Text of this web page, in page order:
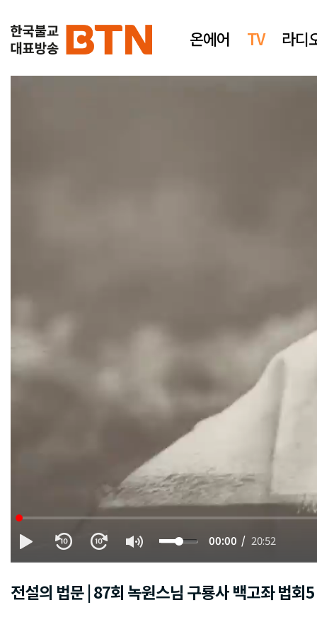
온에어 TV 라디
00:00 20:52
전설의 법문 | 87회 녹원스님 구룡사 백고좌 법회5